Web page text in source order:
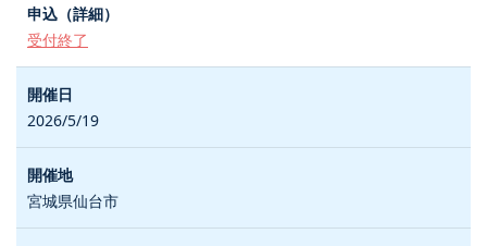
受付終了
2026/5/19
宮城県仙台市